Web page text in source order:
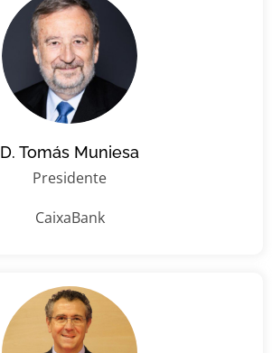
D. Tomás Muniesa
Presidente
CaixaBank